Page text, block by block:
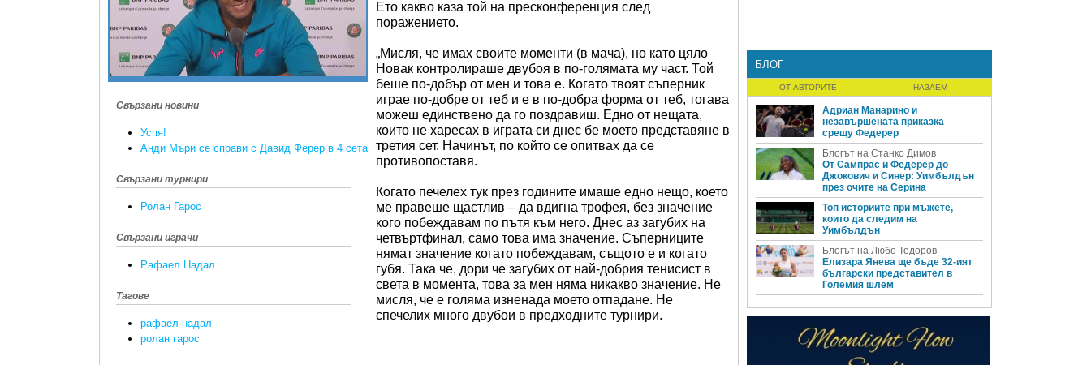
Свързани новини
Успя!
Анди Мъри се справи с Давид Ферер в 4 сета
Свързани турнири
Ролан Гарос
Свързани играчи
Рафаел Надал
Тагове
рафаел надал
ролан гарос
Ето какво каза той на пресконференция след
поражението.
„Мисля, че имах своите моменти (в мача), но като цяло
Новак контролираше двубоя в по-голямата му част. Той
беше по-добър от мен и това е. Когато твоят съперник
играе по-добре от теб и е в по-добра форма от теб, тогава
можеш единствено да го поздравиш. Едно от нещата,
които не харесах в играта си днес бе моето представяне в
третия сет. Начинът, по който се опитвах да се
противопоставя.
Когато печелех тук през годините имаше едно нещо, което
ме правеше щастлив – да вдигна трофея, без значение
кого побеждавам по пътя към него. Днес аз загубих на
четвъртфинал, само това има значение. Съперниците
нямат значение когато побеждавам, същото е и когато
губя. Така че, дори че загубих от най-добрия тенисист в
света в момента, това за мен няма никакво значение. Не
мисля, че е голяма изненада моето отпадане. Не
спечелих много двубои в предходните турнири.
БЛОГ
ОТ АВТОРИТЕ НАЗАЕМ
Адриан Манарино и
незавършената приказка
срещу Федерер
Блогът на Станко Димов
От Сампрас и Федерер до
Джокович и Синер: Уимбълдън
през очите на Серина
Топ историите при мъжете,
които да следим на
Уимбълдън
Блогът на Любо Тодоров
Елизара Янева ще бъде 32-ият
български представител в
Големия шлем